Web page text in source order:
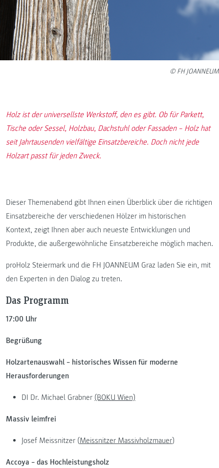
© FH JOANNEUM
Holz ist der universellste Werkstoff, den es gibt. Ob für Parkett,
Tische oder Sessel, Holzbau, Dachstuhl oder Fassaden – Holz hat
seit Jahrtausenden vielfältige Einsatzbereiche. Doch nicht jede
Holzart passt für jeden Zweck.
Dieser Themenabend gibt Ihnen einen Überblick über die richtigen
Einsatzbereiche der verschiedenen Hölzer im historischen
Kontext, zeigt Ihnen aber auch neueste Entwicklungen und
Produkte, die außergewöhnliche Einsatzbereiche möglich machen.
proHolz Steiermark und die FH JOANNEUM Graz laden Sie ein, mit
den Experten in den Dialog zu treten.
Das Programm
17:00 Uhr
Begrüßung
Holzartenauswahl – historisches Wissen für moderne
Herausforderungen
DI Dr. Michael Grabner (BOKU Wien)
Massiv leimfrei
Josef Meissnitzer (Meissnitzer Massivholzmauer)
Accoya – das Hochleistungsholz